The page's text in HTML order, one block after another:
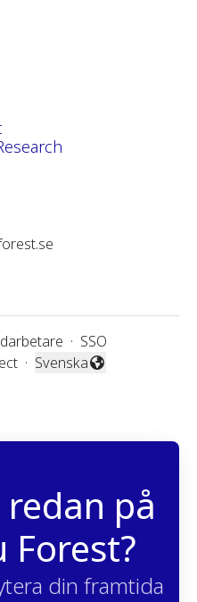
· SSO
· Byt språk
Svenska
på
Forest?
din framtida